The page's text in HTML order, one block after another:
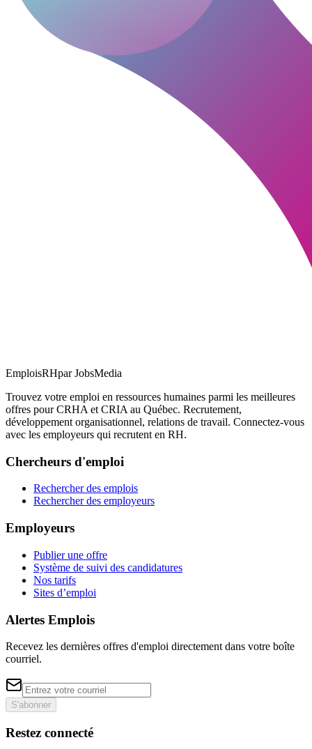
EmploisRHpar JobsMedia
Trouvez votre emploi en ressources humaines parmi les meilleures
offres pour CRHA et CRIA au Québec. Recrutement,
développement organisationnel, relations de travail. Connectez-vous
avec les employeurs qui recrutent en RH.
Chercheurs d'emploi
Rechercher des emplois
Rechercher des employeurs
Employeurs
Publier une offre
Système de suivi des candidatures
Nos tarifs
Sites d’emploi
Alertes Emplois
Recevez les dernières offres d'emploi directement dans votre boîte
courriel.
S'abonner
Restez connecté